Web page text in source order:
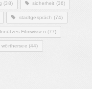
(38) sicherheit (36)
stadtgespräch (74)
Filmwissen (77)
wörthersee (44)